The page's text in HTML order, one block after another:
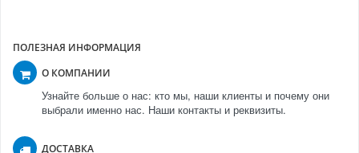
ПОЛЕЗНАЯ ИНФОРМАЦИЯ
О КОМПАНИИ
Узнайте больше о нас: кто мы, наши клиенты и почему они
выбрали именно нас. Наши контакты и реквизиты.
ДОСТАВКА